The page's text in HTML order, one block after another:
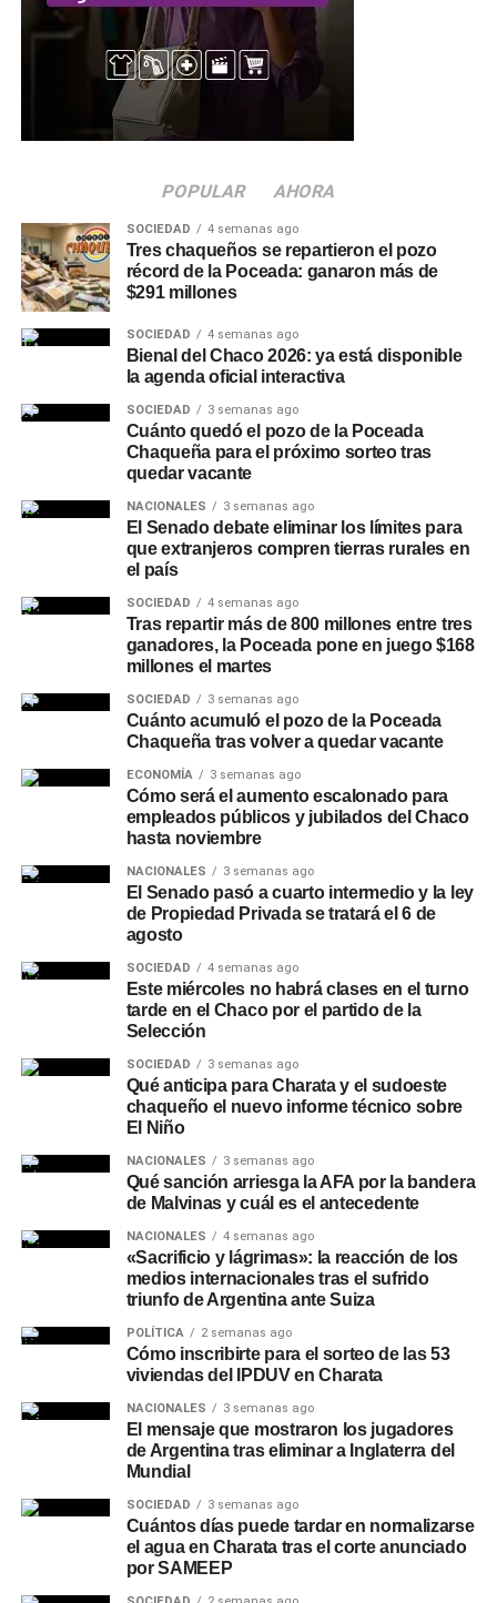
Ejecutivo y el órgano de justicia, tanto municipal como
provincial. Esa mirada conjunta fue uno de los ejes
centrales del encuentro, que buscó ordenar los próximos
pasos en materia de controles, capacitaciones y
prevención vial.
encuentro
De la reunión participaron el intendente de Charata,
Rubén Rach ; la jueza de Faltas Provincial, Eliana López
Piccilli; la jueza de Faltas Municipal, Gimena Vázquez; el
director de Zona Interior Charata, Antonio Rudaz; el
secretario de Tránsito, Carlos Aoad; el jefe del 911, Juan
Mario Sosa, y el presidente del Concejo Municipal,
Alejandro Barcala.
Másnoticias de Charata en
POPULAR AHORA
SOCIEDAD 4 semanas ago
Tres chaqueños se repartieron el pozo
récord de la Poceada: ganaron más de
$291 millones
SOCIEDAD 4 semanas ago
Bienal del Chaco 2026: ya está disponible
la agenda oficial interactiva
SOCIEDAD 3 semanas ago
Cuánto quedó el pozo de la Poceada
Chaqueña para el próximo sorteo tras
quedar vacante
NACIONALES 3 semanas ago
El Senado debate eliminar los límites para
que extranjeros compren tierras rurales en
el país
SOCIEDAD 4 semanas ago
Tras repartir más de 800 millones entre tres
ganadores, la Poceada pone en juego $168
millones el martes
SOCIEDAD 3 semanas ago
Cuánto acumuló el pozo de la Poceada
Chaqueña tras volver a quedar vacante
ECONOMÍA 3 semanas ago
Cómo será el aumento escalonado para
empleados públicos y jubilados del Chaco
hasta noviembre
NACIONALES 3 semanas ago
El Senado pasó a cuarto intermedio y la ley
de Propiedad Privada se tratará el 6 de
agosto
SOCIEDAD 4 semanas ago
Este miércoles no habrá clases en el turno
tarde en el Chaco por el partido de la
Selección
SOCIEDAD 3 semanas ago
Qué anticipa para Charata y el sudoeste
chaqueño el nuevo informe técnico sobre
El Niño
NACIONALES 3 semanas ago
Qué sanción arriesga la AFA por la bandera
de Malvinas y cuál es el antecedente
NACIONALES 4 semanas ago
«Sacrificio y lágrimas»: la reacción de los
medios internacionales tras el sufrido
triunfo de Argentina ante Suiza
POLÍTICA 2 semanas ago
Cómo inscribirte para el sorteo de las 53
viviendas del IPDUV en Charata
NACIONALES 3 semanas ago
El mensaje que mostraron los jugadores
de Argentina tras eliminar a Inglaterra del
Mundial
SOCIEDAD 3 semanas ago
Cuántos días puede tardar en normalizarse
el agua en Charata tras el corte anunciado
por SAMEEP